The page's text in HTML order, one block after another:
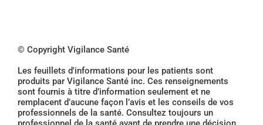
© Copyright Vigilance Santé
Les feuillets d'informations pour les patients sont
produits par Vigilance Santé inc. Ces renseignements
sont fournis à titre d’information seulement et ne
remplacent d’aucune façon l’avis et les conseils de vos
professionnels de la santé. Consultez toujours un